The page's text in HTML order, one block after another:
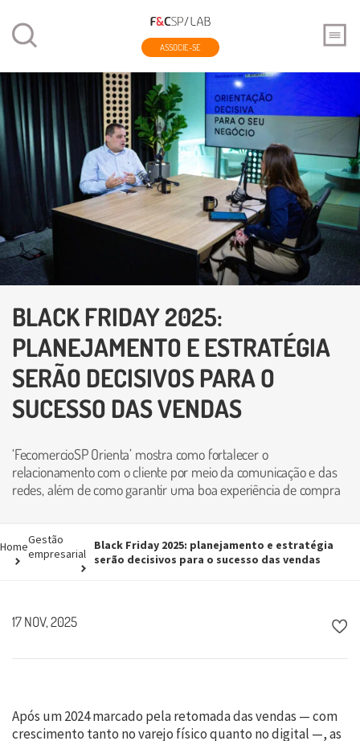
ASSOCIE-SE
BLACK FRIDAY 2025:
PLANEJAMENTO E ESTRATÉGIA
SERÃO DECISIVOS PARA O
SUCESSO DAS VENDAS
‘FecomercioSP Orienta’ mostra como fortalecer o
relacionamento com o cliente por meio da comunicação e das
redes, além de como garantir uma boa experiência de compra
HomeGestão
empresarial
Black Friday 2025: planejamento e estratégia
serão decisivos para o sucesso das vendas
17 NOV, 2025
Após um 2024 marcado pela retomada das vendas — com
crescimento tanto no varejo físico quanto no digital —, as